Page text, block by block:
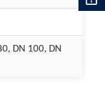
DN 100, DN